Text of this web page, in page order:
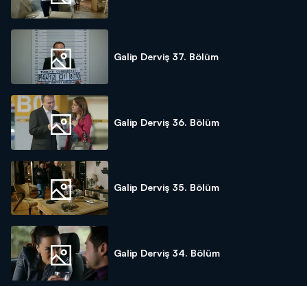
Galip Derviş 37. Bölüm
Galip Derviş 36. Bölüm
Galip Derviş 35. Bölüm
Galip Derviş 34. Bölüm